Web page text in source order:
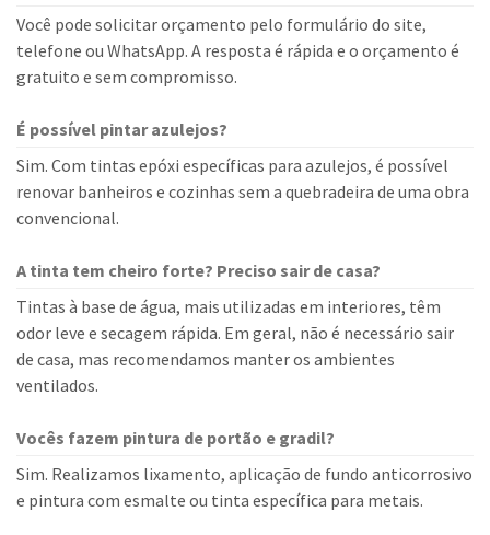
Você pode solicitar orçamento pelo formulário do site,
telefone ou WhatsApp. A resposta é rápida e o orçamento é
gratuito e sem compromisso.
É possível pintar azulejos?
Sim. Com tintas epóxi específicas para azulejos, é possível
renovar banheiros e cozinhas sem a quebradeira de uma obra
convencional.
A tinta tem cheiro forte? Preciso sair de casa?
Tintas à base de água, mais utilizadas em interiores, têm
odor leve e secagem rápida. Em geral, não é necessário sair
de casa, mas recomendamos manter os ambientes
ventilados.
Vocês fazem pintura de portão e gradil?
Sim. Realizamos lixamento, aplicação de fundo anticorrosivo
e pintura com esmalte ou tinta específica para metais.